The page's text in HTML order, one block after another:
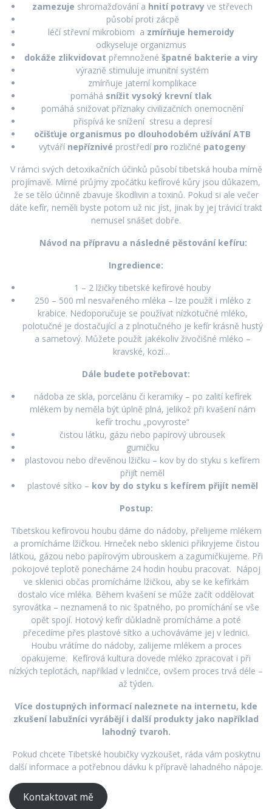
zamezuje shromažďování a hnití potravy ve střevech
působí proti zácpě
léčí střevní mikrobiom a zmírňuje hemeroidy
odkyseluje organizmus
dokáže zlikvidovat přemnožené špatné bakterie a viry
výrazně stimuluje imunitní systém
zmírňuje jaterní komplikace
pomáhá snížit vysoký krevní tlak
pomáhá snižovat příznaky civilizačních onemocnění
přispívá ke snížení stresu a depresí
očišťuje organismus po dlouhodobém užívání ATB
vytváří nepříznivé prostředí pro rozličné patogeny
V rámci svých detoxikačních účinků působí tibetská houba mírně
projímavě. Mírné průjmy zpočátku kefírové kůry jsou důkazem,
že se tělo účinně zbavuje škodlivin a toxinů. Pokud si ale večer
dáte kefír, neměli byste potom už nic jíst, jinak by jej trávicí trakt
nemusel snášet dobře.
Návod na přípravu a následné pěstování kefíru:
Ingredience:
1 – 2 lžičky tibetské kefírové houby
250 – 500 ml nesvařeného mléka – lze použít i mléko z
krabice. Nedoporučuje se používat nízkotučné mléko,
polotučné je dostačující a z plnotučného je kefír krásně hustý
a sametový. Můžete použít jakékoliv živočišné mléko –
kravské, kozí…
Dále budete potřebovat:
nádoba ze skla, porcelánu či keramiky – po zalití kefírek
mlékem by neměla být úplně plná, jelikož při kvašení nám
kefír trochu „povyroste“
čistou látku, gázu nebo papírový ubrousek
gumičku
plastovou nebo dřevěnou lžičku – kov by do styku s kefírem
přijít neměl
plastové sítko – kov by do styku s kefírem přijít neměl
Postup:
Tibetskou kefírovou houbu dáme do nádoby, přelijeme mlékem
a promícháme lžičkou. Hrneček nebo sklenici přikryjeme čistou
látkou, gázou nebo papírovým ubrouskem a zagumičkujeme. Při
pokojové teplotě ponecháme 24 hodin houbu pracovat. Nápoj
ve sklenici občas promícháme lžičkou, aby se ke kefírkám
dostalo více mléka. Během kvašení se může začít oddělovat
syrovátka – neznamená to nic špatného, po promíchání se vše
opět spojí. Hotový kefír důkladně promícháme a poté
přecedíme přes plastové sítko a uchováváme jej v lednici.
Houbu vrátíme do nádoby, zalijeme mlékem a proces
opakujeme. Kefírová kultura dovede mléko zpracovat i při
nízkých teplotách, například v ledničce, ovšem proces trvá déle –
až týden.
Více dostupných informací naleznete na internetu, kde
zkušení labužníci vyrábějí i další produkty jako například
lahodný tvaroh.
Pokud chcete Tibetské houbičky vyzkoušet, ráda vám poskytnu
další informace a potřebnou dávku k přípravě lahadného nápoje.
Kontaktovat mě